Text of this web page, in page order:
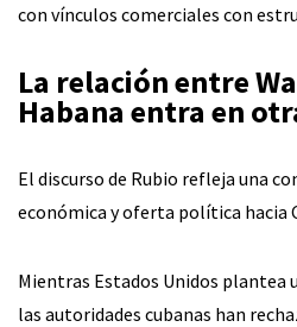
con vínculos comerciales con
La relación entre
Habana entra en
El discurso de Rubio refleja una
económica y oferta política hacia
Mientras Estados Unidos plantea
las autoridades cubanas han